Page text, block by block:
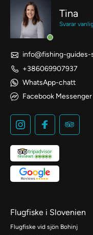
Tina
Svarar
info@fishing-guides-
+386069907937
WhatsApp-chatt
Facebook Messenger
Flugfiske i Slovenien
Flugfiske vid sjön Bohinj